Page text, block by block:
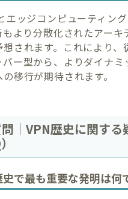
エッジコンピューティン
もより分散化されたアーキ
されます。これにより、
ー型から、よりダイナミ
移行が期待されます。
｜VPN歴史に関する
で最も重要な発明は何